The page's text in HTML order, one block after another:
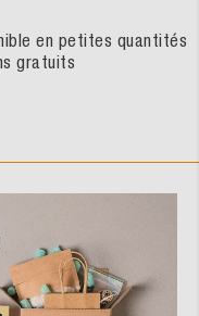
en petites quantités
gratuits